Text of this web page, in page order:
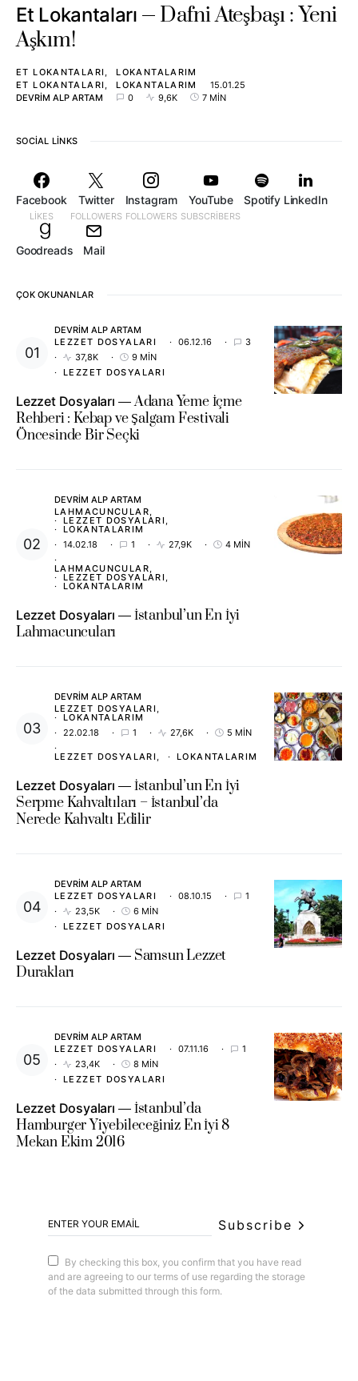
Et Lokantaları
Dafni Ateşbaşı : Yeni
Aşkım!
ET LOKANTALARI
LOKANTALARIM
ET LOKANTALARI
LOKANTALARIM
15.01.25
DEVRIM ALP ARTAM
0 9,6K 7 MIN
SOCIAL LINKS
Facebook
LIKES
Twitter
FOLLOWERS
Instagram
FOLLOWERS
YouTube
SUBSCRIBERS
Spotify LinkedIn
Goodreads Mail
ÇOK OKUNANLAR
DEVRIM ALP ARTAM
LEZZET DOSYALARI
06.12.16
3
37,8K
9 MIN
LEZZET DOSYALARI
Lezzet Dosyaları
Adana Yeme İçme
Rehberi : Kebap ve Şalgam Festivali
Öncesinde Bir Seçki
DEVRIM ALP ARTAM
LAHMACUNCULAR
LEZZET DOSYALARI
LOKANTALARIM
14.02.18
1 27,9K 4 MIN
LAHMACUNCULAR
LEZZET DOSYALARI
LOKANTALARIM
Lezzet Dosyaları
İstanbul’un En İyi
Lahmacuncuları
DEVRIM ALP ARTAM
LEZZET DOSYALARI
LOKANTALARIM
22.02.18
1 27,6K 5 MIN
LEZZET DOSYALARI LOKANTALARIM
Lezzet Dosyaları
İstanbul’un En İyi
Serpme Kahvaltıları – İstanbul’da
Nerede Kahvaltı Edilir
DEVRIM ALP ARTAM
LEZZET DOSYALARI
08.10.15
1
23,5K
6 MIN
LEZZET DOSYALARI
Lezzet Dosyaları
Samsun Lezzet
Durakları
DEVRIM ALP ARTAM
LEZZET DOSYALARI
07.11.16
1
23,4K
8 MIN
LEZZET DOSYALARI
Lezzet Dosyaları
İstanbul’da
Hamburger Yiyebileceğiniz En İyi 8
Mekan Ekim 2016
Subscribe
By checking this box, you confirm that you have read
and are agreeing to our terms of use regarding the storage
of the data submitted through this form.